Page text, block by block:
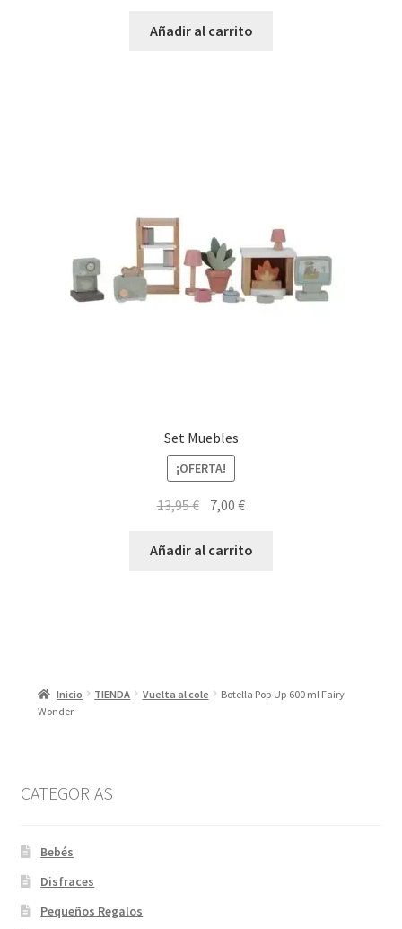
Añadir al carrito
Set Muebles
¡OFERTA!
13,95€ El
original
7,00€El
actual
Añadir al carrito
Inicio TIENDA Vuelta al cole
Botella Pop Up 600 ml Fairy
Wonder
CATEGORIAS
Bebés
Disfraces
Pequeños Regalos